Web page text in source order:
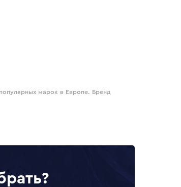
марок в Европе. Бренд